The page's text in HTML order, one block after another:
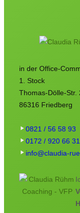
in der Office-
1. Stock
Thomas-Dölle-Str.
86316 Friedberg
0821 / 56 58 93
0172 / 920 66 31
info@claudia-